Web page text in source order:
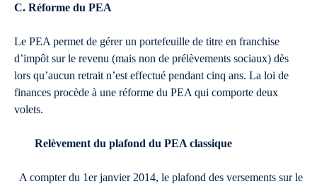
C. Réforme du PEA
Le PEA permet de gérer un portefeuille de titre en franchise
d’impôt sur le revenu (mais non de prélèvements sociaux) dès
lors qu’aucun retrait n’est effectué pendant cinq ans. La loi de
finances procède à une réforme du PEA qui comporte deux
volets.
Relèvement du plafond du PEA classique
A compter du 1er janvier 2014, le plafond des versements sur le